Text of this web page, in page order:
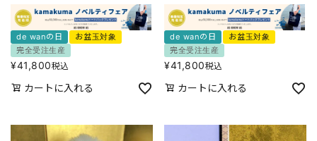
de wanの日
お盆玉対象
完全受注生産
¥41,800税込
カートに入れる
de wanの日
お盆玉対象
完全受注生産
¥41,800税込
カートに入れる